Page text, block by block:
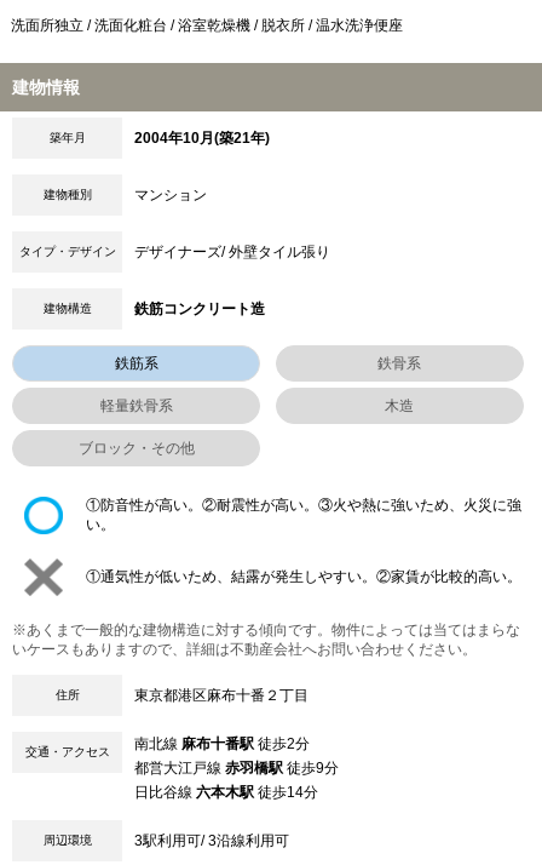
洗面所独立 / 洗面化粧台 / 浴室乾燥機 / 脱衣所 / 温水洗浄便座
建物情報
築年月 2004年10月(築21年)
建物種別 マンション
タイプ・デザイン デザイナーズ/ 外壁タイル張り
建物構造 鉄筋コンクリート造
鉄筋系 鉄骨系
軽量鉄骨系 木造
ブロック・その他
①防音性が高い。②耐震性が高い。③火や熱に強いため、火災に強
い。
①通気性が低いため、結露が発生しやすい。②家賃が比較的高い。
※あくまで一般的な建物構造に対する傾向です。物件によっては当てはまらな
いケースもありますので、詳細は不動産会社へお問い合わせください。
住所 東京都港区麻布十番２丁目
交通・アクセス 南北線 麻布十番駅 徒歩2分
都営大江戸線 赤羽橋駅 徒歩9分
日比谷線 六本木駅 徒歩14分
周辺環境 3駅利用可/ 3沿線利用可